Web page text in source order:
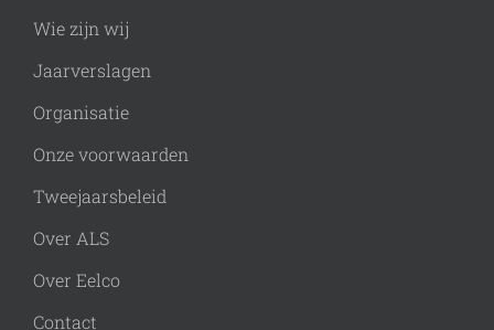
Wie zijn wij
Jaarverslagen
Organisatie
Onze voorwaarden
Tweejaarsbeleid
Over ALS
Over Eelco
Contact